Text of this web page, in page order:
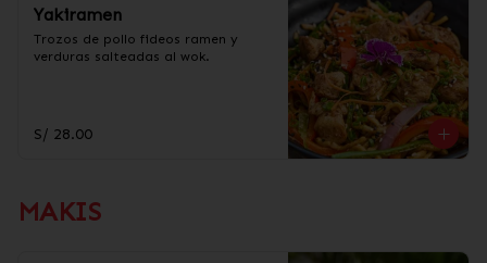
Yakiramen
Trozos de pollo fideos ramen y
verduras salteadas al wok.
S/ 28.00
MAKIS